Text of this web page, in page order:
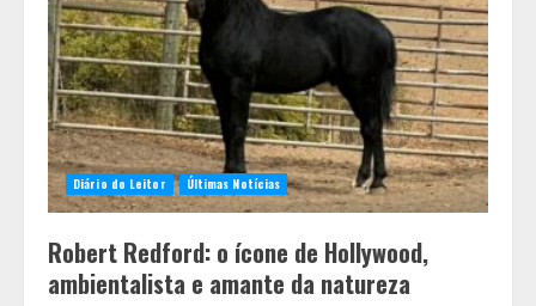
Diário do Leitor Últimas Notícias
Robert Redford: o ícone de Hollywood,
ambientalista e amante da natureza